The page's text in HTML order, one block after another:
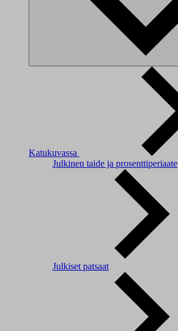
Katukuvassa
Julkinen taide ja prosenttiperiaate
Julkiset patsaat